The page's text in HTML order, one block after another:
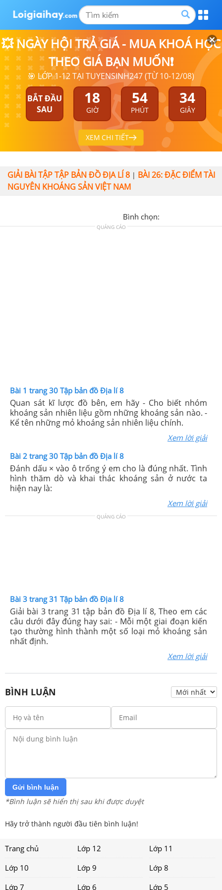
💥 NGÀY HỘI TRẢ GIÁ - MUA KHOÁ HỌC
THEO GIÁ BẠN MUỐN❗
🎯 LỚP 1-12 TẠI TUYENSINH247 (TỪ 10-12/08)
BẮT ĐẦU
SAU
18
GIỜ
54
PHÚT
34
GIÂY
XEM CHI TIẾT
GIẢI BÀI TẬP TẬP BẢN ĐỒ ĐỊA LÍ 8 | BÀI 26: ĐẶC ĐIỂM TÀI
NGUYÊN KHOÁNG SẢN VIỆT NAM
Bình chọn:
QUẢNG CÁO
Bài 1 trang 30 Tập bản đồ Địa lí 8
Quan sát kĩ lược đồ bên, em hãy - Cho biết nhóm
khoáng sản nhiên liệu gồm những khoáng sản nào. -
Kể tên những mỏ khoáng sản nhiên liệu chính.
Xem lời giải
Bài 2 trang 30 Tập bản đồ Địa lí 8
Đánh dấu × vào ô trống ý em cho là đúng nhất. Tình
hình thăm dò và khai thác khoáng sản ở nước ta
hiện nay là:
Xem lời giải
QUẢNG CÁO
Bài 3 trang 31 Tập bản đồ Địa lí 8
Giải bài 3 trang 31 tập bản đồ Địa lí 8, Theo em các
câu dưới đây đúng hay sai: - Mỗi một giai đoạn kiến
tạo thường hình thành một số loại mỏ khoáng sản
nhất định.
Xem lời giải
BÌNH LUẬN
Gửi bình luận
*Bình luận sẽ hiển thị sau khi được duyệt
Hãy trở thành người đầu tiên bình luận!
Trang chủ Lớp 12
Lớp 11
Lớp 10
Lớp 9
Lớp 8
Lớp 7
Lớp 6 Lớp 5